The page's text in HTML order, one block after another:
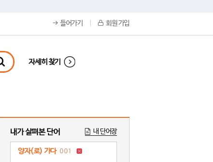
들어가기 회원 가입
자세히 찾기
내가 살펴본 단어 내 단어장
양자(로) 가다 001